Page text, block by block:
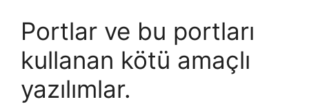
Portlar ve bu portları
kullanan kötü amaçlı
yazılımlar.